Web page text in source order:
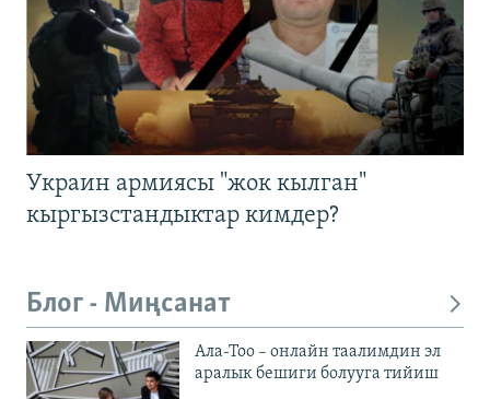
Украин армиясы "жок кылган"
кыргызстандыктар кимдер?
Блог - Миңсанат
Ала-Тоо – онлайн таалимдин эл
аралык бешиги болууга тийиш